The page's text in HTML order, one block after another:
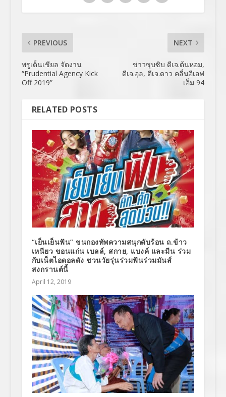
PREVIOUS
พรูเด็นเชียล จัดงาน
“Prudential Agency Kick
Off 2019”
NEXT
ข่าวซุบซิบ ดีเจ.ต้นหอม,
ดีเจ.อุล, ดีเจ.ดาว คลื่นอีเอฟ
เอ็ม 94
RELATED POSTS
“เย็นเย็นฟัน” ขนกองทัพความสนุกดับร้อน ถ.ข้าว
เหนียว ขอนแก่น เบลล์, สกาย, แบงค์ และมีน ร่วม
กับเน็ตไอดอลดัง ชวนวัยรุ่นร่วมฟันร่วมมันส์
สงกรานต์นี้
April 12, 2019